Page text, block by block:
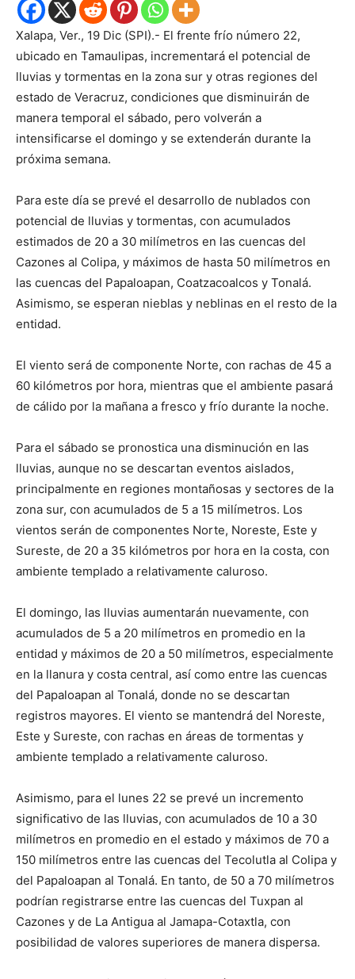
Xalapa, Ver., 19 Dic (SPI).- El frente frío número 22,
ubicado en Tamaulipas, incrementará el potencial de
lluvias y tormentas en la zona sur y otras regiones del
estado de Veracruz, condiciones que disminuirán de
manera temporal el sábado, pero volverán a
intensificarse el domingo y se extenderán durante la
próxima semana.
Para este día se prevé el desarrollo de nublados con
potencial de lluvias y tormentas, con acumulados
estimados de 20 a 30 milímetros en las cuencas del
Cazones al Colipa, y máximos de hasta 50 milímetros en
las cuencas del Papaloapan, Coatzacoalcos y Tonalá.
Asimismo, se esperan nieblas y neblinas en el resto de la
entidad.
El viento será de componente Norte, con rachas de 45 a
60 kilómetros por hora, mientras que el ambiente pasará
de cálido por la mañana a fresco y frío durante la noche.
Para el sábado se pronostica una disminución en las
lluvias, aunque no se descartan eventos aislados,
principalmente en regiones montañosas y sectores de la
zona sur, con acumulados de 5 a 15 milímetros. Los
vientos serán de componentes Norte, Noreste, Este y
Sureste, de 20 a 35 kilómetros por hora en la costa, con
ambiente templado a relativamente caluroso.
El domingo, las lluvias aumentarán nuevamente, con
acumulados de 5 a 20 milímetros en promedio en la
entidad y máximos de 20 a 50 milímetros, especialmente
en la llanura y costa central, así como entre las cuencas
del Papaloapan al Tonalá, donde no se descartan
registros mayores. El viento se mantendrá del Noreste,
Este y Sureste, con rachas en áreas de tormentas y
ambiente templado a relativamente caluroso.
Asimismo, para el lunes 22 se prevé un incremento
significativo de las lluvias, con acumulados de 10 a 30
milímetros en promedio en el estado y máximos de 70 a
150 milímetros entre las cuencas del Tecolutla al Colipa y
del Papaloapan al Tonalá. En tanto, de 50 a 70 milímetros
podrían registrarse entre las cuencas del Tuxpan al
Cazones y de La Antigua al Jamapa-Cotaxtla, con
posibilidad de valores superiores de manera dispersa.